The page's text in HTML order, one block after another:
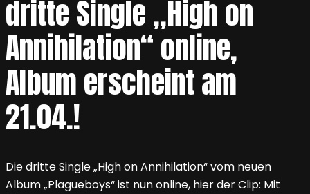
dritte Single „High on
Annihilation“ online,
Album erscheint am
21.04.!
Die dritte Single „High on Annihilation“ vom neuen
Album „Plagueboys“ ist nun online, hier der Clip: Mit